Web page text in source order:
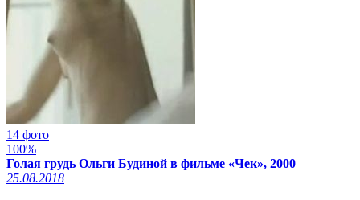
14 фото
100%
Голая грудь Ольги Будиной в фильме «Чек», 2000
25.08.2018